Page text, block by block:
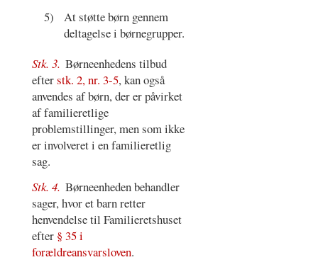
5)
At støtte børn gennem
deltagelse i børnegrupper.
Stk. 3. Børneenhedens tilbud
efterstk. 2, nr. 3-5, kan også
anvendes af børn, der er påvirket
af familieretlige
problemstillinger, men som ikke
er involveret i en familieretlig
sag.
Stk. 4. Børneenheden behandler
sager, hvor et barn retter
henvendelse til Familieretshuset
efter § 35 i
forældreansvarsloven.